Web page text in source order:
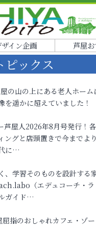
イン企画 芦屋
ピックス
山の上にある老人ホーム
を遥かに超えていました！
芦屋人2026年8月号発行！
ングと店頭置きで今までよ
に…
、学習そのものを設計する
（エデュコーチ・ラ
ガイド…
指のおしゃれカフェ・ゾ